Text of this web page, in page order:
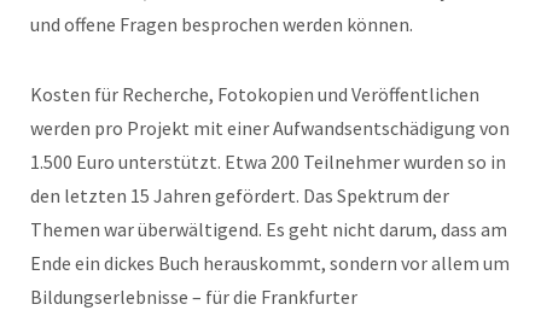
und offene Fragen besprochen werden können.
Kosten für Recherche, Fotokopien und Veröffentlichen
werden pro Projekt mit einer Aufwandsentschädigung von
1.500 Euro unterstützt. Etwa 200 Teilnehmer wurden so in
den letzten 15 Jahren gefördert. Das Spektrum der
Themen war überwältigend. Es geht nicht darum, dass am
Ende ein dickes Buch herauskommt, sondern vor allem um
Bildungserlebnisse – für die Frankfurter